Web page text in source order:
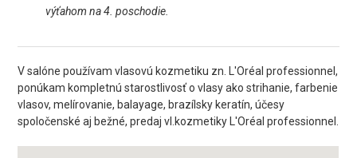
výťahom na 4. poschodie.
V salóne používam vlasovú kozmetiku zn. L'Oréal professionnel,
ponúkam kompletnú starostlivosť o vlasy ako strihanie, farbenie
vlasov, melírovanie, balayage, brazílsky keratín, účesy
spoločenské aj bežné, predaj vl.kozmetiky L'Oréal professionnel.